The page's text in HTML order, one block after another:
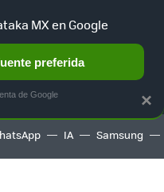
AUTO TERRITORIO
IA Samsung
×
MX en Google
preferida
de Google